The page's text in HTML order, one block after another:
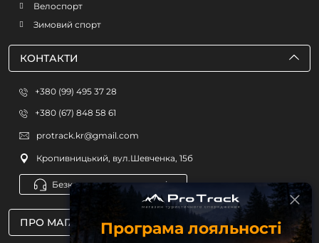
ПРО МАГАЗИН
Велоспорт
Зимовий спорт
КОНТАКТИ
+380 (99) 495 37 28
+380 (67) 848 58 61
protrack.kr@gmail.com
Кропивницький, вул.Шевченка, 15б
Безкоштовна консультація
Програма лояльності